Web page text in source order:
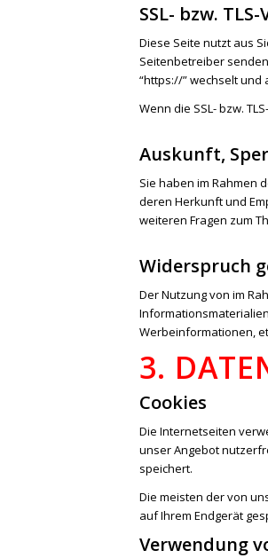
SSL- bzw.
Diese Seite nutzt aus
Seitenbetreiber
“https://” wechselt und
Wenn die SSL- bzw.
Auskunft,
Sie haben im Rahmen
deren Herkunft und
weiteren Fragen zum
Widerspruch
Der Nutzung von im
Werbeinformationen,
3.
Cookies
Die Internetseiten
unser Angebot
speichert.
Die meisten der von
auf Ihrem Endgerät
Verwendung